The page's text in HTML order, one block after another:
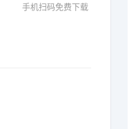
手机扫码免费下载